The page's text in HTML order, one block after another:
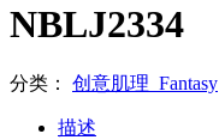
NBLJ2334
分类： 创意肌理_Fantasy
描述